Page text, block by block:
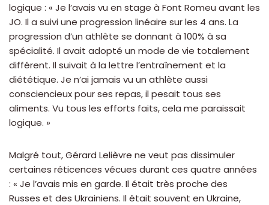
logique : « Je l’avais vu en stage à Font Romeu avant les
JO. Il a suivi une progression linéaire sur les 4 ans. La
progression d’un athlète se donnant à 100% à sa
spécialité. Il avait adopté un mode de vie totalement
différent. Il suivait à la lettre l’entraînement et la
diététique. Je n’ai jamais vu un athlète aussi
consciencieux pour ses repas, il pesait tous ses
aliments. Vu tous les efforts faits, cela me paraissait
logique. »
Malgré tout, Gérard Lelièvre ne veut pas dissimuler
certaines réticences vécues durant ces quatre années
: « Je l’avais mis en garde. Il était très proche des
Russes et des Ukrainiens. Il était souvent en Ukraine,